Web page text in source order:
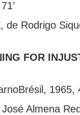
, de Rodrigo
FOR
1965,
Almena